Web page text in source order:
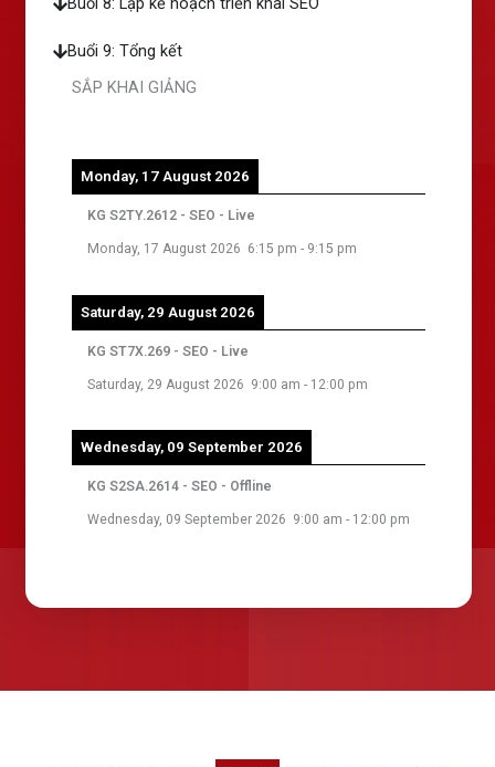
Buổi 9: Tổng kết
SẮP KHAI GIẢNG
Monday, 17 August 2026
KG S2TY.2612 - SEO - Live
Monday, 17 August 2026 6:15 pm - 9:15 pm
Saturday, 29 August 2026
KG ST7X.269 - SEO - Live
Saturday, 29 August 2026 9:00 am - 12:00 pm
Wednesday, 09 September 2026
KG S2SA.2614 - SEO - Offline
Wednesday, 09 September 2026 9:00 am - 12:00 pm